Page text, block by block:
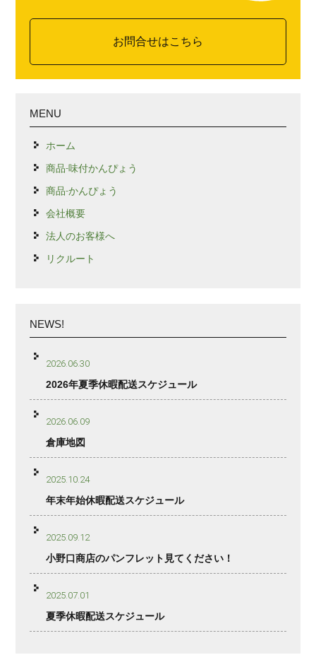
お問合せはこちら
MENU
ホーム
商品-味付かんぴょう
商品-かんぴょう
会社概要
法人のお客様へ
リクルート
NEWS!
2026.06.30
2026年夏季休暇配送スケジュール
2026.06.09
倉庫地図
2025.10.24
年末年始休暇配送スケジュール
2025.09.12
小野口商店のパンフレット見てください！
2025.07.01
夏季休暇配送スケジュール